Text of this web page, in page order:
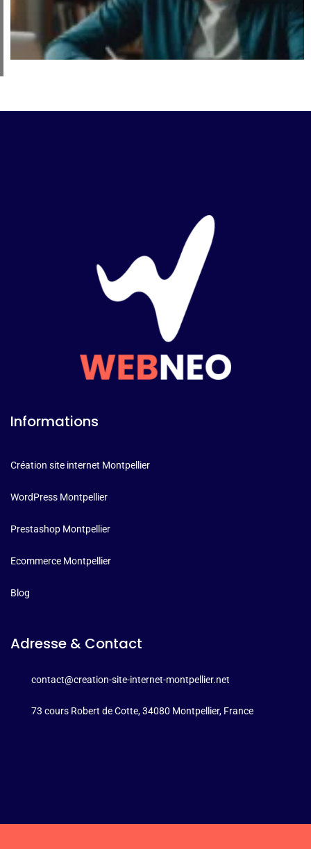
Informations
Création site internet Montpellier
WordPress Montpellier
Prestashop Montpellier
Ecommerce Montpellier
Blog
Adresse & Contact
contact@creation-site-internet-montpellier.net
73 cours Robert de Cotte, 34080 Montpellier, France